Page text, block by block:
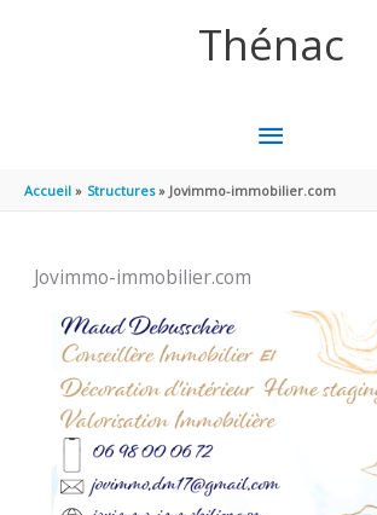
Thénac
MENU
PRINCIPAL
Accueil Structures Jovimmo-immobilier.com
Jovimmo-immobilier.com